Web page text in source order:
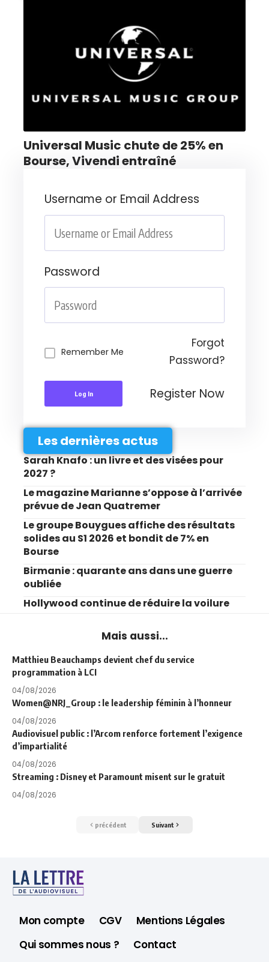
Universal Music chute de 25% en
Bourse, Vivendi entraîné
Username or Email Address
Password
Remember Me
Forgot
Password?
Log In Register Now
Les dernières actus
Sarah Knafo : un livre et des visées pour
2027 ?
Le magazine Marianne s’oppose à l’arrivée
prévue de Jean Quatremer
Le groupe Bouygues affiche des résultats
solides au S1 2026 et bondit de 7% en
Bourse
Birmanie : quarante ans dans une guerre
oubliée
Hollywood continue de réduire la voilure
Mais aussi...
Matthieu Beauchamps devient chef du service
programmation à LCI
04/08/2026
Women@NRJ_Group : le leadership féminin à l’honneur
04/08/2026
Audiovisuel public : l’Arcom renforce fortement l’exigence
d’impartialité
04/08/2026
Streaming : Disney et Paramount misent sur le gratuit
04/08/2026
précédent Suivant
Mon compte CGV
Mentions Légales
Qui sommes nous ?
Contact